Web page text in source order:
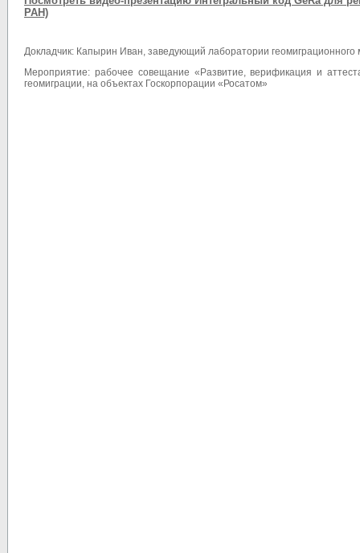
РАН)
Докладчик: Капырин Иван, заведующий лаборатории
Мероприятие: рабочее совещание «Развитие, верификация и
геомиграции, на объектах Госкорпорации «Росатом»